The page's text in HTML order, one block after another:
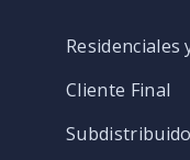
Residenciales
Cliente Final